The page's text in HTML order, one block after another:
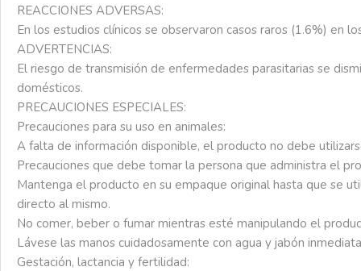
REACCIONES ADVERSAS:
En los estudios clínicos se observaron casos raros (1.6%) en
ADVERTENCIAS:
El riesgo de transmisión de enfermedades parasitarias se
domésticos.
PRECAUCIONES ESPECIALES:
Precauciones para su uso en animales:
A falta de información disponible, el producto no debe
Precauciones que debe tomar la persona que administra el
Mantenga el producto en su empaque original hasta que se
directo al mismo.
No comer, beber o fumar mientras esté manipulando el
Lávese las manos cuidadosamente con agua y jabón
Gestación, lactancia y fertilidad: